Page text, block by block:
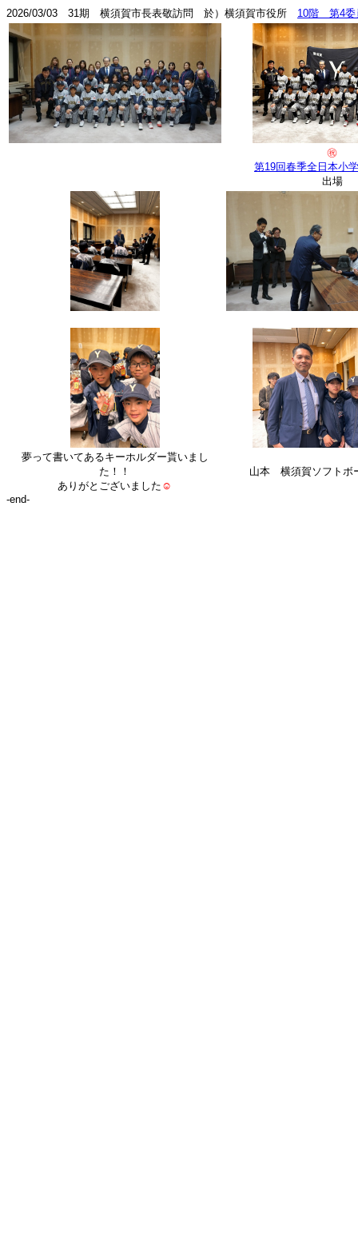
2026/03/03 31期 横須賀市長表敬訪問 於）横須賀市役所 10階 第4委
㊗
第19回春季全日本小
出場
夢って書いてあるキーホルダー貰いまし
た！！
ありがとございました ☺
山本 横須賀ソフトボ
-end-